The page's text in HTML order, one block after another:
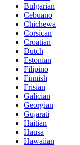
Bulgarian
Cebuano
Chichewa
Corsican
Croatian
Dutch
Estonian
Filipino
Finnish
Frisian
Galician
Georgian
Gujarati
Haitian
Hausa
Hawaiian